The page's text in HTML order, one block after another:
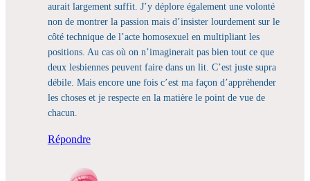
aurait largement suffit. J’y déplore également une volonté
non de montrer la passion mais d’insister lourdement sur le
côté technique de l’acte homosexuel en multipliant les
positions. Au cas où on n’imaginerait pas bien tout ce que
deux lesbiennes peuvent faire dans un lit. C’est juste supra
débile. Mais encore une fois c’est ma façon d’appréhender
les choses et je respecte en la matière le point de vue de
chacun.
Répondre